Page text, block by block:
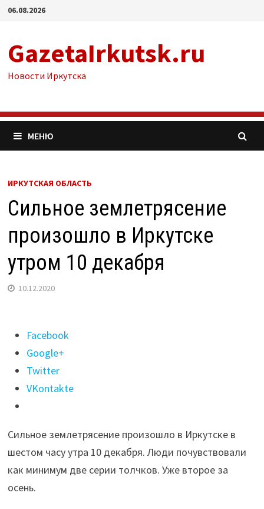
Перейти
06.08.2026
GazetaIrkutsk.ru
Новости Иркутска
МЕНЮ
ИРКУТСКАЯ ОБЛАСТЬ
Сильное землетрясение
произошло в Иркутске
утром 10 декабря
10.12.2020
Поделиться
"Сильное
землетрясение
произошло
утром
10
декабря"
Facebook
Google+
Twitter
VKontakte
Сильное землетрясение произошло в Иркутске в
шестом часу утра 10 декабря. Люди почувствовали
как минимум две серии толчков. Уже второе за
осень.